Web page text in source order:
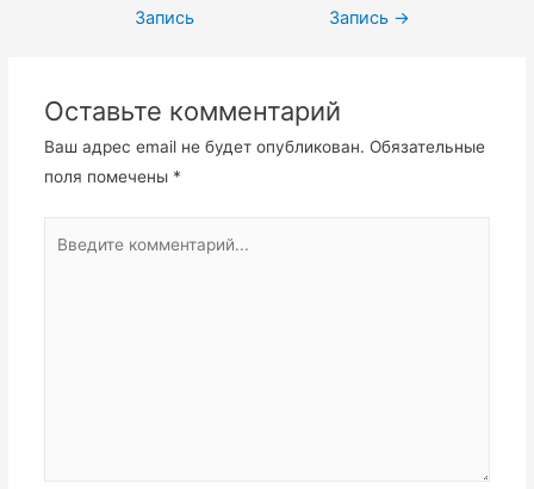
Запись
Запись →
Оставьте комментарий
Ваш адрес email не будет опубликован. Обязательные
поля помечены *